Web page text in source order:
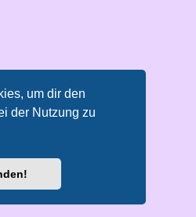
um dir den
der Nutzung zu